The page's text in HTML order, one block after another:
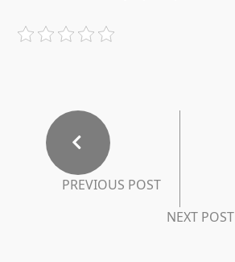
PREVIOUS POST
NEXT POST